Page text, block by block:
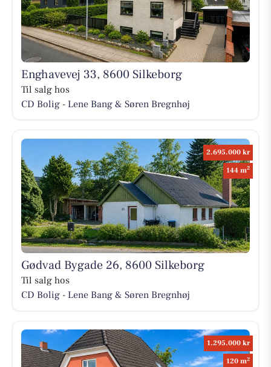
Enghavevej 33, 8600 Silkeborg
Til salg hos
CD Bolig - Lene Bang & Søren Bregnhøj
2.695.000 kr
144 m2
Gødvad Bygade 26, 8600 Silkeborg
Til salg hos
CD Bolig - Lene Bang & Søren Bregnhøj
1.295.000 kr
120 m2